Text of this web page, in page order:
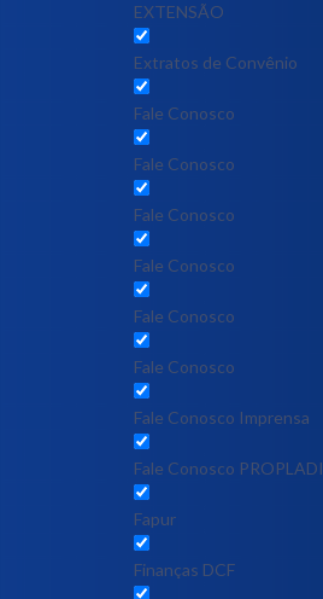
EXTENSÃO
Extratos de Convênio
Fale Conosco
Fale Conosco
Fale Conosco
Fale Conosco
Fale Conosco
Fale Conosco
Fale Conosco Imprensa
Fale Conosco PROPLADI
Fapur
Finanças DCF